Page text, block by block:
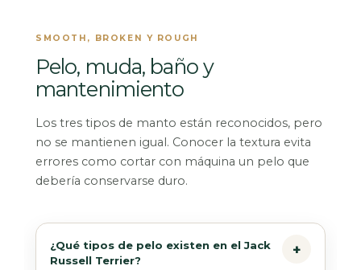
SMOOTH, BROKEN Y ROUGH
Pelo, muda, baño y
mantenimiento
Los tres tipos de manto están reconocidos, pero
no se mantienen igual. Conocer la textura evita
errores como cortar con máquina un pelo que
debería conservarse duro.
¿Qué tipos de pelo existen en el Jack
Russell Terrier?